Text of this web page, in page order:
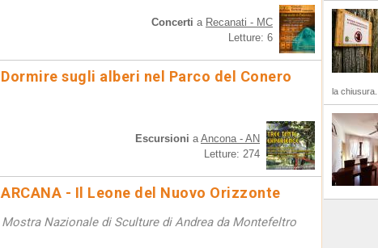
Concerti a Recanati - MC
Letture: 6
Dormire sugli alberi nel Parco del Conero
Escursioni aAncona - AN
Letture: 274
ARCANA - Il Leone del Nuovo Orizzonte
Mostra Nazionale di Sculture di Andrea da Montefeltro
la chiusura...